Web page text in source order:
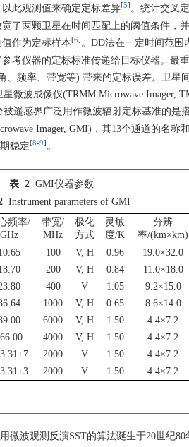
此观测值来确定定标差异[5] 。统计交叉
了两颗卫星在时间匹配上的阈值条件，
作为定标样本[6] 。DD法在一定时间范围
考仪器的定标标准传递给目标仪器。最
、频率、带宽等) 带来的定标误差。卫
微波成像仪(TRMM Microwave Imager,
被遥感界广泛用作微波辐射定标基准的是
Imager, GMI)，其13个通道的名称
稳定[8-9] 。
表 2 GMI仪器参数
Instrument parameters of GMI
频率/
GHz
带宽/
MHz
极化
方式
灵敏
度/K
分辨
率/(km×km)
100 V, H 0.96
19.0×32.0
200 V, H 0.84
11.0×18.0
400 V 1.05
9.2×15.0
1000 V, H 0.65
8.6×14.0
6000 V, H 1.50
4.4×7.2
4000 V, H 1.50
4.4×7.2
2000 V 1.50
4.4×7.2
2000 V 1.50 4.4×7.2
微波观测反演SST的算法诞生于20世纪